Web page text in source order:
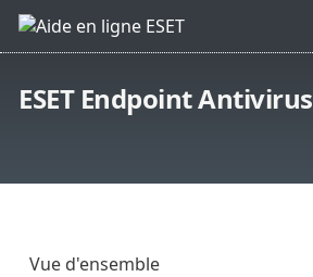
ESET Endpoint Antivirus